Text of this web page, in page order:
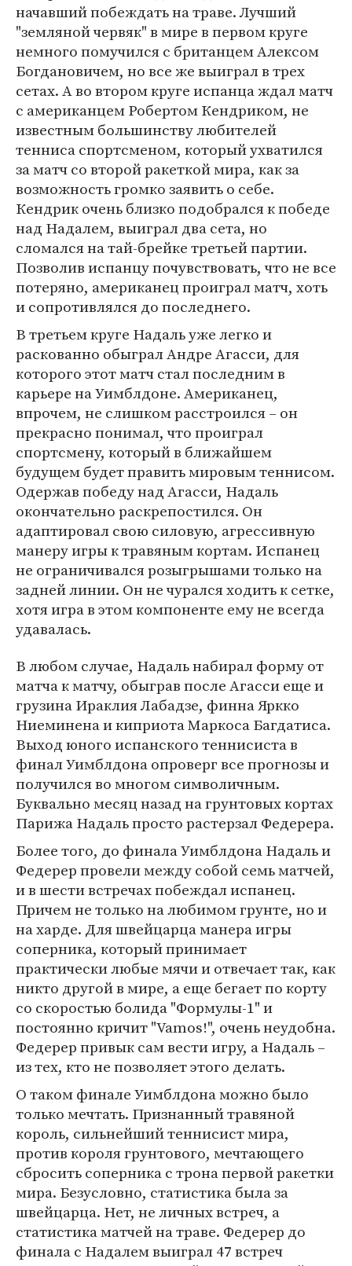
начавший побеждать на траве. Лучший
"земляной червяк" в мире в первом круге
немного помучился с британцем Алексом
Богдановичем, но все же выиграл в трех
сетах. А во втором круге испанца ждал матч
с американцем Робертом Кендриком, не
известным большинству любителей
тенниса спортсменом, который ухватился
за матч со второй ракеткой мира, как за
возможность громко заявить о себе.
Кендрик очень близко подобрался к победе
над Надалем, выиграл два сета, но
сломался на тай-брейке третьей партии.
Позволив испанцу почувствовать, что не все
потеряно, американец проиграл матч, хоть
и сопротивлялся до последнего.
В третьем круге Надаль уже легко и
раскованно обыграл Андре Агасси, для
которого этот матч стал последним в
карьере на Уимблдоне. Американец,
впрочем, не слишком расстроился – он
прекрасно понимал, что проиграл
спортсмену, который в ближайшем
будущем будет править мировым теннисом.
Одержав победу над Агасси, Надаль
окончательно раскрепостился. Он
адаптировал свою силовую, агрессивную
манеру игры к травяным кортам. Испанец
не ограничивался розыгрышами только на
задней линии. Он не чурался ходить к сетке,
хотя игра в этом компоненте ему не всегда
удавалась.
В любом случае, Надаль набирал форму от
матча к матчу, обыграв после Агасси еще и
грузина Ираклия Лабадзе, финна Яркко
Ниеминена и киприота Маркоса Багдатиса.
Выход юного испанского теннисиста в
финал Уимблдона опроверг все прогнозы и
получился во многом символичным.
Буквально месяц назад на грунтовых кортах
Парижа Надаль просто растерзал Федерера.
Более того, до финала Уимблдона Надаль и
Федерер провели между собой семь матчей,
и в шести встречах побеждал испанец.
Причем не только на любимом грунте, но и
на харде. Для швейцарца манера игры
соперника, который принимает
практически любые мячи и отвечает так, как
никто другой в мире, а еще бегает по корту
со скоростью болида "Формулы-1" и
постоянно кричит "Vamos!", очень неудобна.
Федерер привык сам вести игру, а Надаль –
из тех, кто не позволяет этого делать.
О таком финале Уимблдона можно было
только мечтать. Признанный травяной
король, сильнейший теннисист мира,
против короля грунтового, мечтающего
сбросить соперника с трона первой ракетки
мира. Безусловно, статистика была за
швейцарца. Нет, не личных встреч, а
статистика матчей на траве. Федерер до
финала с Надалем выиграл 47 встреч